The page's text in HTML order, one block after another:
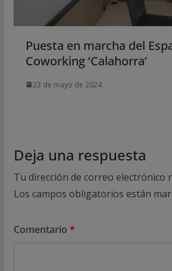
Puesta en marcha del
Coworking ‘Calahorra’
23 de mayo de 2024
Deja una respuesta
Tu dirección de correo electrónico
Los campos obligatorios están
Comentario *